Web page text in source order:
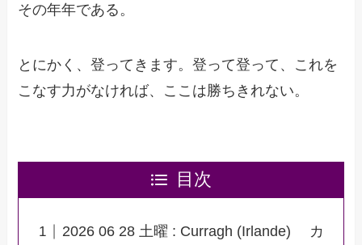
その年年である。
とにかく、登ってきます。登って登って、これを
こなす力がなければ、ここは勝ちきれない。
目次
2026 06 28 土曜 : Curragh (Irlande) カ